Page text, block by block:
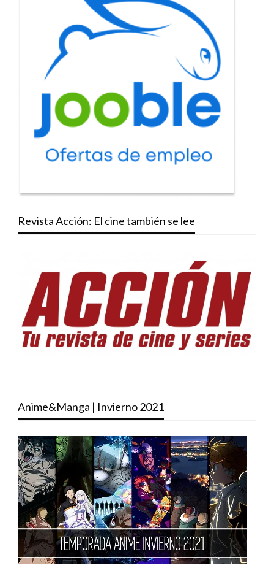
Revista Acción: El cine también se lee
Anime&Manga | Invierno 2021